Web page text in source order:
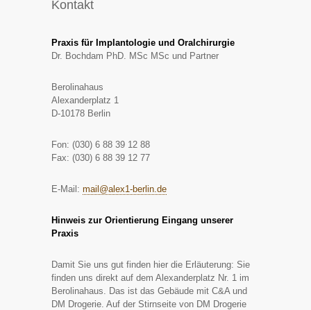
Kontakt
Praxis für Implantologie und Oralchirurgie
Dr. Bochdam PhD. MSc MSc und Partner
Berolinahaus
Alexanderplatz 1
D-10178 Berlin
Fon: (030) 6 88 39 12 88
Fax: (030) 6 88 39 12 77
E-Mail: mail@alex1-berlin.de
Hinweis zur Orientierung Eingang unserer
Praxis
Damit Sie uns gut finden hier die Erläuterung: Sie
finden uns direkt auf dem Alexanderplatz Nr. 1 im
Berolinahaus. Das ist das Gebäude mit C&A und
DM Drogerie. Auf der Stirnseite von DM Drogerie